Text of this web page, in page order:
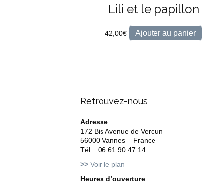
Lili et le papillon
42,00€ Ajouter au panier
Retrouvez-nous
Adresse
172 Bis Avenue de Verdun
56000 Vannes – France
Tél. : 06 61 90 47 14
>> Voir le plan
Heures d’ouverture